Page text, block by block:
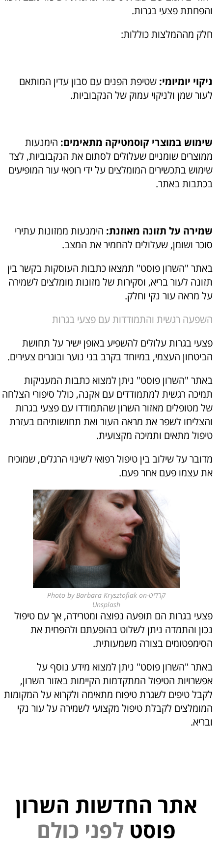
והפחתת פצעי בגרות.
חלק מההמלצות כוללות:
ניקוי יומיומי: שטיפת הפנים עם סבון עדין המותאם
לעור שמן ולניקוי עמוק של הנקבוביות.
שימוש במוצרי קוסמטיקה מתאימים: הימנעות
ממוצרים שומניים שעלולים לסתום את הנקבוביות, לצד
שימוש בתכשירים המומלצים על ידי רופאי עור המופיעים
בכתבות באתר.
שמירה על תזונה מאוזנת: הימנעות ממזונות עתירי
סוכר ושומן, שעלולים להחמיר את המצב.
באתר "השרון פוסט" תמצאו כתבות העוסקות בקשר בין
תזונה לעור בריא, וסקירות של מזונות מומלצים לשמירה
על מראה עור נקי וחלק.
השפעה רגשית והתמודדות עם פצעי בגרות
פצעי בגרות עלולים להשפיע באופן ישיר על תחושת
הביטחון העצמי, במיוחד בקרב בני נוער ובוגרים צעירים.
באתר "השרון פוסט" ניתן למצוא כתבות המעניקות
תמיכה רגשית למתמודדים עם אקנה, כולל סיפורי הצלחה
של מטופלים מאזור השרון שהתמודדו עם פצעי בגרות
והצליחו לשפר את מראה העור ואת תחושותיהם בעזרת
טיפול מתאים ותמיכה מקצועית.
מדובר על שילוב בין טיפול רפואי לשינוי הרגלים, שמוכיח
את עצמו פעם אחר פעם.
קרדיט-Photo by Barbara Krysztofiak on
Unsplash
פצעי בגרות הם תופעה נפוצה ומטרידה, אך עם טיפול
נכון והתמדה ניתן לשלוט בהופעתם ולהפחית את
הסימפטומים בצורה משמעותית.
באתר "השרון פוסט" ניתן למצוא מידע נוסף על
אפשרויות הטיפול המתקדמות הקיימות באזור השרון,
לקבל טיפים לשגרת טיפוח מתאימה ולקרוא על המקומות
המומלצים לקבלת טיפול מקצועי לשמירה על עור נקי
ובריא.
אתר החדשות השרון
פוסט